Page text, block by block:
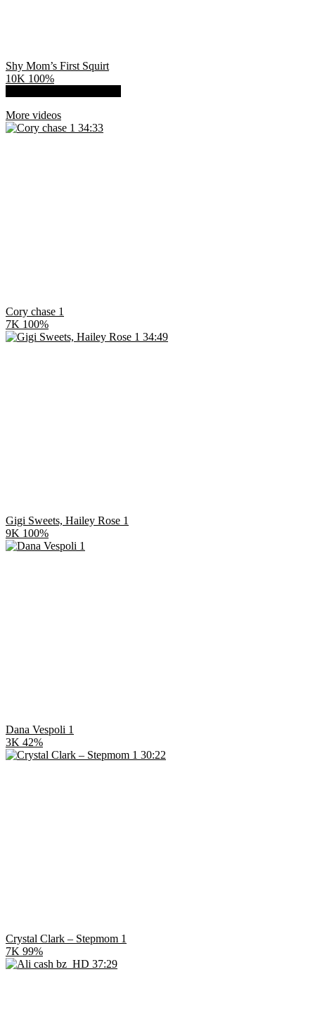
Shy Mom’s First Squirt
10K 100%
More videos
34:33
Cory chase 1
7K 100%
34:49
Gigi Sweets, Hailey Rose 1
9K 100%
Dana Vespoli 1
3K 42%
30:22
Crystal Clark – Stepmom 1
7K 99%
HD 37:29